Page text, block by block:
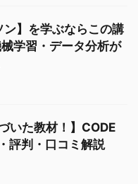
】を学ぶならこの講
学習・データ分析が
いた教材！】CODE
評判・口コミ解説